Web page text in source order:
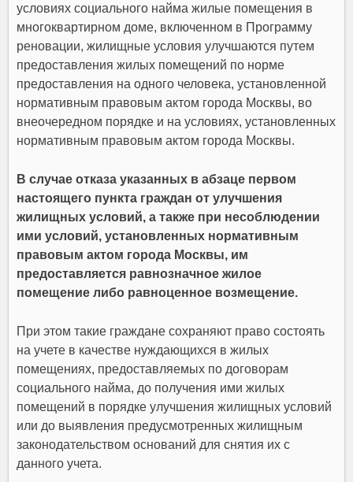
условиях социального найма жилые помещения в
многоквартирном доме, включенном в Программу
реновации, жилищные условия улучшаются путем
предоставления жилых помещений по норме
предоставления на одного человека, установленной
нормативным правовым актом города Москвы, во
внеочередном порядке и на условиях, установленных
нормативным правовым актом города Москвы.
В случае отказа указанных в абзаце первом
настоящего пункта граждан от улучшения
жилищных условий, а также при несоблюдении
ими условий, установленных нормативным
правовым актом города Москвы, им
предоставляется равнозначное жилое
помещение либо равноценное возмещение.
При этом такие граждане сохраняют право состоять
на учете в качестве нуждающихся в жилых
помещениях, предоставляемых по договорам
социального найма, до получения ими жилых
помещений в порядке улучшения жилищных условий
или до выявления предусмотренных жилищным
законодательством оснований для снятия их с
данного учета.